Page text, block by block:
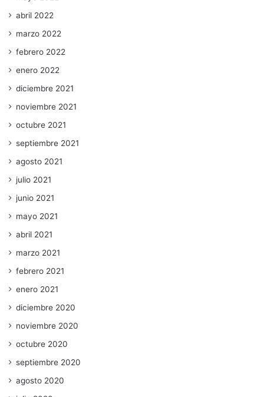
abril 2022
marzo 2022
febrero 2022
enero 2022
diciembre 2021
noviembre 2021
octubre 2021
septiembre 2021
agosto 2021
julio 2021
junio 2021
mayo 2021
abril 2021
marzo 2021
febrero 2021
enero 2021
diciembre 2020
noviembre 2020
octubre 2020
septiembre 2020
agosto 2020